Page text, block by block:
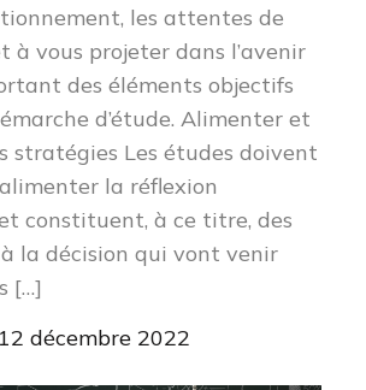
les attentes de
à vous projeter dans l’avenir
des éléments objectifs
d’étude. Alimenter et
stratégies Les études doivent
la réflexion
constituent, à ce titre, des
la décision qui vont venir
[…]
Posted
12 décembre 2022